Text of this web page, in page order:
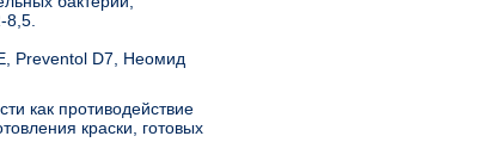
Preventol D7, Неомид
как противодействие
краски, готовых